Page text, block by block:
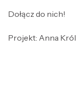
Dołącz do nich!
Projekt: Anna Król